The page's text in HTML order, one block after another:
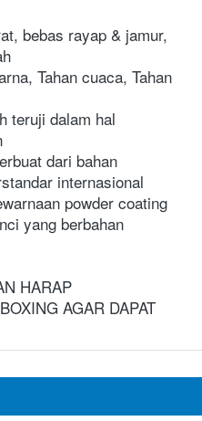
bebas rayap & jamur,
Tahan cuaca, Tahan
teruji dalam hal
dari bahan
internasional
powder coating
yang berbahan
HARAP
AGAR DAPAT